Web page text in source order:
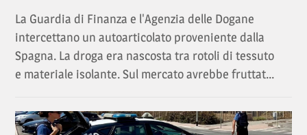
La Guardia di Finanza e l'Agenzia delle Dogane
intercettano un autoarticolato proveniente dalla
Spagna. La droga era nascosta tra rotoli di tessuto
e materiale isolante. Sul mercato avrebbe fruttat...